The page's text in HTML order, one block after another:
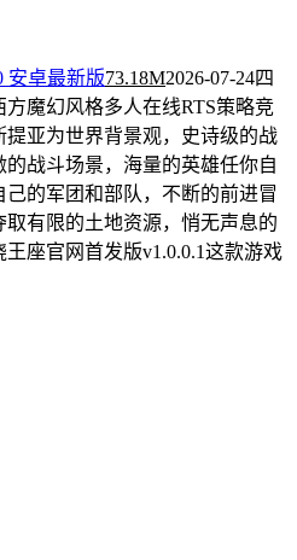
安卓最新版73.18M2026-07-24四
魔幻风格多人在线RTS策略竞
亚为世界背景观，史诗级的战
战斗场景，海量的英雄任你自
的军团和部队，不断的前进冒
取有限的土地资源，悄无声息的
座官网首发版v1.0.0.1这款游戏